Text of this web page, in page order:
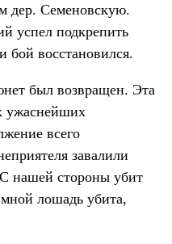
дер. Семеновскую.
успел подкрепить
восстановился.
был возвращен. Эта
ужаснейших
всего
завалили
нашей стороны убит
лошадь убита,